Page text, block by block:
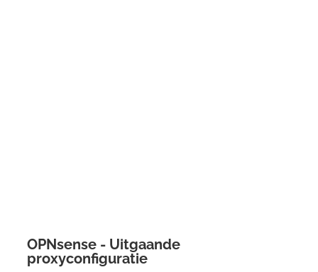
OPNsense - Uitgaande
proxyconfiguratie